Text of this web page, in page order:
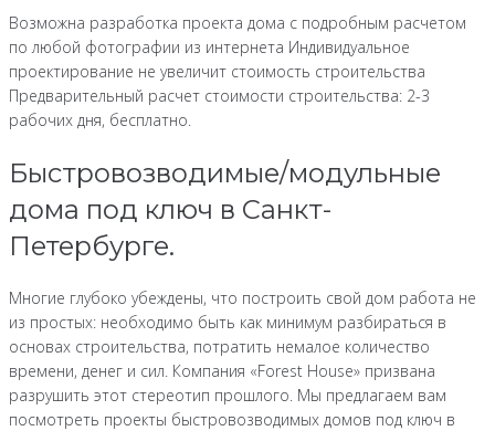
Возможна разработка проекта дома с подробным расчетом
по любой фотографии из интернета Индивидуальное
проектирование не увеличит стоимость строительства
Предварительный расчет стоимости строительства: 2-3
рабочих дня, бесплатно.
Быстровозводимые/модульные
дома под ключ в Санкт-
Петербурге.
Многие глубоко убеждены, что построить свой дом работа не
из простых: необходимо быть как минимум разбираться в
основах строительства, потратить немалое количество
времени, денег и сил. Компания «Forest House» призвана
разрушить этот стереотип прошлого. Мы предлагаем вам
посмотреть проекты быстровозводимых домов под ключ в